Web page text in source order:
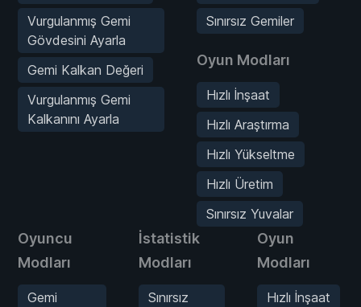
Vurgulanmış Gemi
Gövdesini Ayarla
Gemi Kalkan Değeri
Vurgulanmış Gemi
Kalkanını Ayarla
Sınırsız Gemiler
Oyun Modları
Hızlı İnşaat
Hızlı Araştırma
Hızlı Yükseltme
Hızlı Üretim
Sınırsız Yuvalar
Oyuncu
Modları
Gemi
İstatistik
Modları
Sınırsız
Oyun
Modları
Hızlı İnşaat